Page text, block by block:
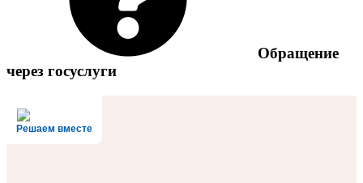
Обращение
через госуслуги
Решаем вместе